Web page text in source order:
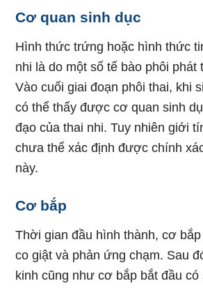
Cơ quan sinh dục
Hình thức trứng hoặc hình thức
nhi là do một số tế bào phôi phát
Vào cuối giai đoạn phôi thai, khi
có thể thấy được cơ quan sinh
đạo của thai nhi. Tuy nhiên giới
chưa thể xác định được chính
này.
Cơ bắp
Thời gian đầu hình thành, cơ
co giật và phản ứng chạm. Sau
kinh cũng như cơ bắp bắt đầu